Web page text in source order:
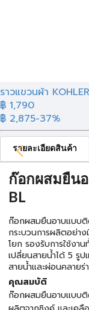
ราวแขวนผ้า
฿ 1,790
฿ 2,875-37%
รายละเอียดสินค้า
ก๊อกผสมยืนอ
BL
ก๊อกผสมยืนอาบแบบ
กระบวนการผลิตอย่า
โยก รองรับการใช้งา
เปลี่ยนสายน้ำได้ 5 รู
สายน้ำและผ่อนคลายร่
คุณสมบัติ
ก๊อกผสมยืนอาบแบบ